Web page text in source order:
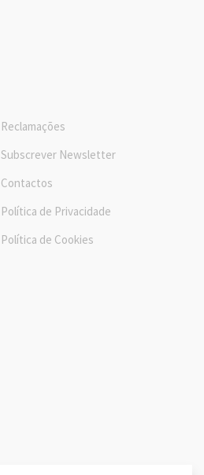
Reclamações
Subscrever Newsletter
Contactos
Política de Privacidade
Política de Cookies